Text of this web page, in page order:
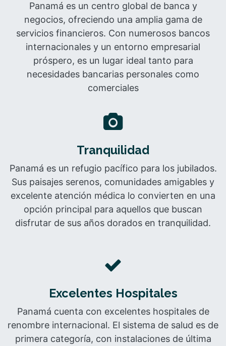
Panamá es un centro global de banca y
negocios, ofreciendo una amplia gama de
servicios financieros. Con numerosos bancos
internacionales y un entorno empresarial
próspero, es un lugar ideal tanto para
necesidades bancarias personales como
comerciales
Tranquilidad
Panamá es un refugio pacífico para los jubilados.
Sus paisajes serenos, comunidades amigables y
excelente atención médica lo convierten en una
opción principal para aquellos que buscan
disfrutar de sus años dorados en tranquilidad.
Excelentes Hospitales
Panamá cuenta con excelentes hospitales de
renombre internacional. El sistema de salud es de
primera categoría, con instalaciones de última